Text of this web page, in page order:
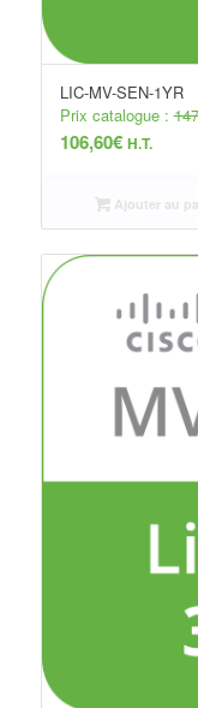
LIC-MV-SEN-1YR
Prix catalogue :
106,60€ H.T.
Ajouter au